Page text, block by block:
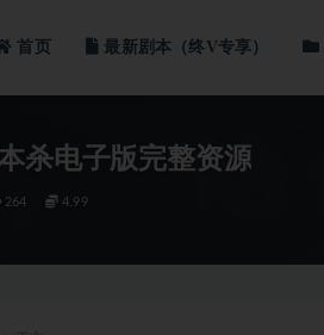
首页 最新剧本（终V专享）
杀电子版完整资源
264 4.99